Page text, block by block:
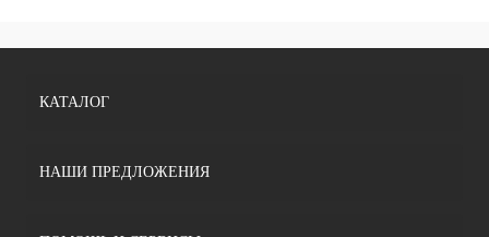
КАТАЛОГ
НАШИ ПРЕДЛОЖЕНИЯ